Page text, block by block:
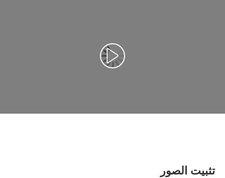
تشغيل الفيديو
تثبيت الصور